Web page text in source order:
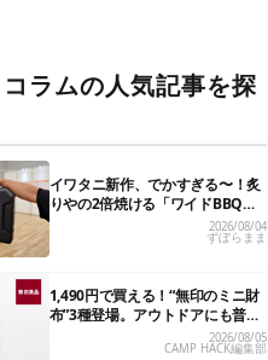
ラムの人気記事を探
イワタニ新作、でかすぎる〜！炙
りやの2倍焼ける「ワイドBBQグ
リル」で“豪快焼肉”できるよ【再
販開始】
2026/08/04
ずぼらまま
1,490円で買える！“無印のミニ財
布”3種登場。アウトドアにも普段
2026/08/05
CAMP HACK編集部